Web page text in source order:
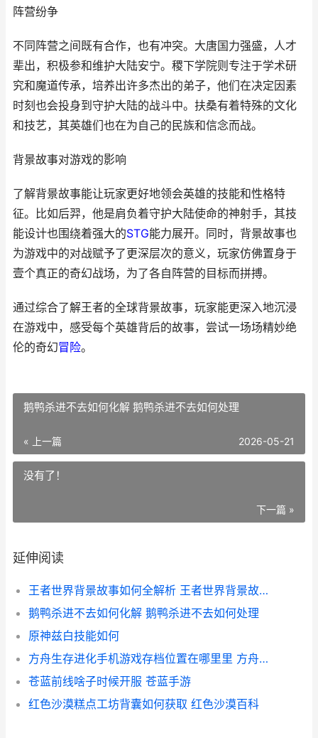
阵营纷争
不同阵营之间既有合作，也有冲突。大唐国力强盛，人才
辈出，积极参和维护大陆安宁。稷下学院则专注于学术研
究和魔道传承，培养出许多杰出的弟子，他们在决定因素
时刻也会投身到守护大陆的战斗中。扶桑有着特殊的文化
和技艺，其英雄们也在为自己的民族和信念而战。
背景故事对游戏的影响
了解背景故事能让玩家更好地领会英雄的技能和性格特
征。比如后羿，他是肩负着守护大陆使命的神射手，其技
能设计也围绕着强大的STG能力展开。同时，背景故事也
为游戏中的对战赋予了更深层次的意义，玩家仿佛置身于
壹个真正的奇幻战场，为了各自阵营的目标而拼搏。
通过综合了解王者的全球背景故事，玩家能更深入地沉浸
在游戏中，感受每个英雄背后的故事，尝试一场场精妙绝
伦的奇幻冒险。
鹅鸭杀进不去如何化解 鹅鸭杀进不去如何处理
« 上一篇 2026-05-21
没有了！
下一篇 »
延伸阅读
王者世界背景故事如何全解析 王者世界背景故事在哪看
鹅鸭杀进不去如何化解 鹅鸭杀进不去如何处理
原神兹白技能如何
方舟生存进化手机游戏存档位置在哪里里 方舟生存进化手机版下载不用预约
苍蓝前线啥子时候开服 苍蓝手游
红色沙漠糕点工坊背囊如何获取 红色沙漠百科